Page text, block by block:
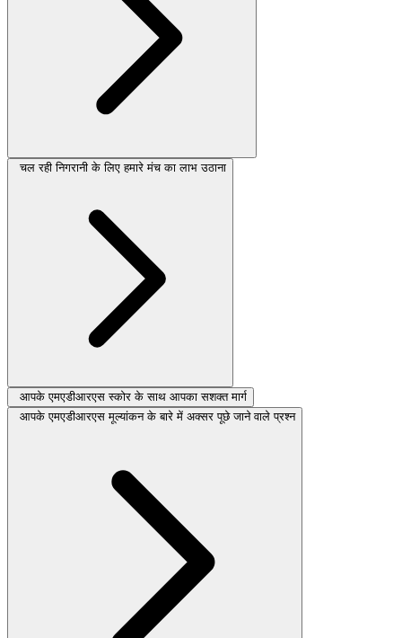
चल रही निगरानी के लिए हमारे मंच का लाभ उठाना
आपके एमएडीआरएस स्कोर के साथ आपका सशक्त मार्ग
आपके एमएडीआरएस मूल्यांकन के बारे में अक्सर पूछे जाने वाले प्रश्न